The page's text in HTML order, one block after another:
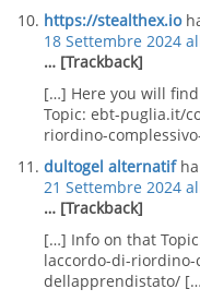
https://stealthex.io
18 Settembre 2024
… [Trackback]
[…] Here you will
Topic: ebt-puglia.it/
riordino-
dultogel alternatif
21 Settembre 2024
… [Trackback]
[…] Info on that
laccordo-di-
dellapprendistato/